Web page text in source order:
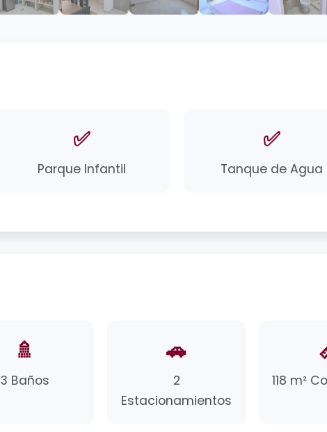
✅
Parque Infantil
✅
Tanque de Agua
🚿
3 Baños
🚗
2
Estacionamientos
118 m²